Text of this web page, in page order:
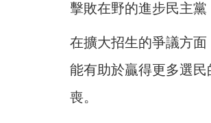
擊敗在野的進步民主黨
在擴大招生的爭議方
能有助於贏得更多選
喪。